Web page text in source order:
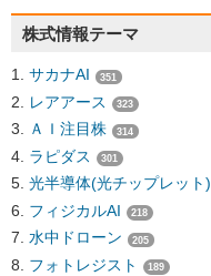
株式情報テーマ
サカナAI 351
レアアース 323
ＡＩ注目株 314
ラピダス 301
光半導体(光チップレット)
フィジカルAI 218
水中ドローン 205
フォトレジスト 189